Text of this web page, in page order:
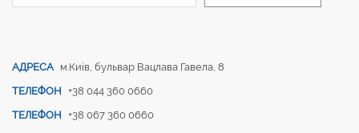
АДРЕСА м.Київ, бульвар Вацлава Гавела, 8
ТЕЛЕФОН +38 044 360 0660
ТЕЛЕФОН +38 067 360 0660